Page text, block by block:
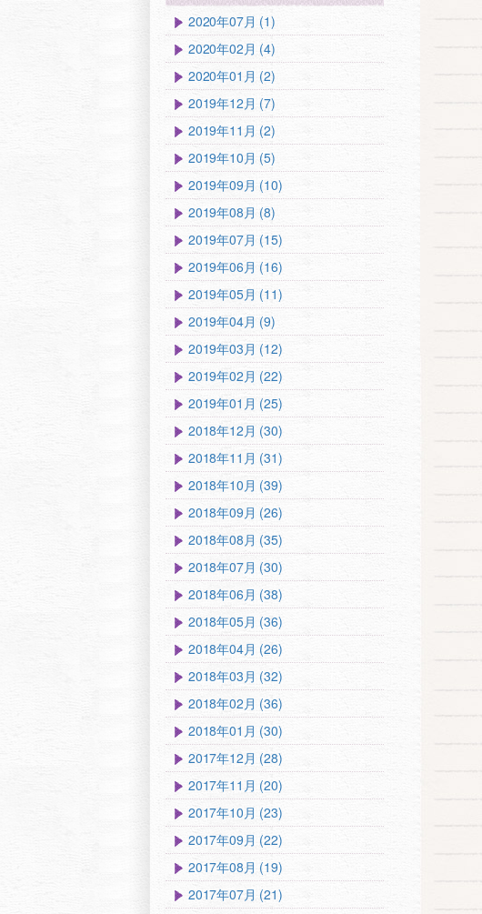
2020年07月 (1)
2020年02月 (4)
2020年01月 (2)
2019年12月 (7)
2019年11月 (2)
2019年10月 (5)
2019年09月 (10)
2019年08月 (8)
2019年07月 (15)
2019年06月 (16)
2019年05月 (11)
2019年04月 (9)
2019年03月 (12)
2019年02月 (22)
2019年01月 (25)
2018年12月 (30)
2018年11月 (31)
2018年10月 (39)
2018年09月 (26)
2018年08月 (35)
2018年07月 (30)
2018年06月 (38)
2018年05月 (36)
2018年04月 (26)
2018年03月 (32)
2018年02月 (36)
2018年01月 (30)
2017年12月 (28)
2017年11月 (20)
2017年10月 (23)
2017年09月 (22)
2017年08月 (19)
2017年07月 (21)